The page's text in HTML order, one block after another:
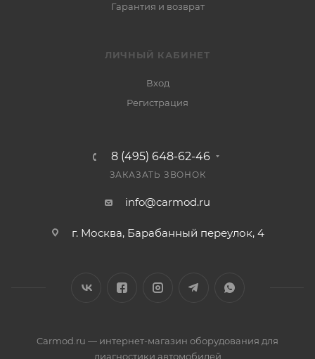
Гарантия и возврат
ЛИЧНЫЙ КАБИНЕТ
Вход
Регистрация
8 (495) 648-62-46
ЗАКАЗАТЬ ЗВОНОК
info@carmod.ru
г. Москва, Барабанный переулок, 4
Carmod.ru — интернет-магазин оборудования для
диагностики автомобилей